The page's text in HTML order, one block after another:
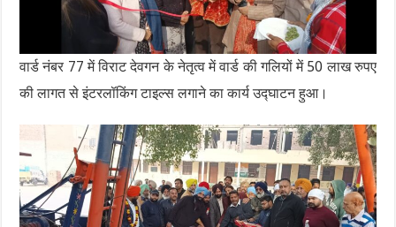
वार्ड नंबर 77 में विराट देवगन के नेतृत्व में वार्ड की गलियों में 50 लाख रुपए
की लागत से इंटरलॉकिंग टाइल्स लगाने का कार्य उद्घाटन हुआ।